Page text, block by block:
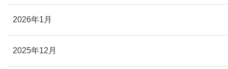
2026年1月
2025年12月